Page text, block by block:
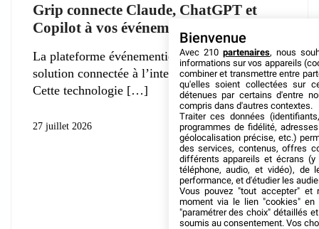
Grip connecte Claude, ChatGPT et
Copilot à vos événements
La plateforme événementielle Grip déploie une
solution connectée à l’intelligence artificielle.
Cette technologie
27 juillet 2026
Bienvenue
Avec 210 partenaires, nous
informations sur vos appareils
combiner et transmettre entre
qu'elles soient collectées sur
détenues par certains d'entre
compris dans d'autres contextes.
Traiter ces données
programmes de fidélité,
géolocalisation précise, etc.)
des services, contenus, offres
différents appareils et écrans (y
téléphone, audio, et vidéo), de
performance, et d'étudier les
Vous pouvez "tout accepter" et
moment via le lien "cookies" en
"paramétrer des choix" détaillés
soumis au consentement. Vos